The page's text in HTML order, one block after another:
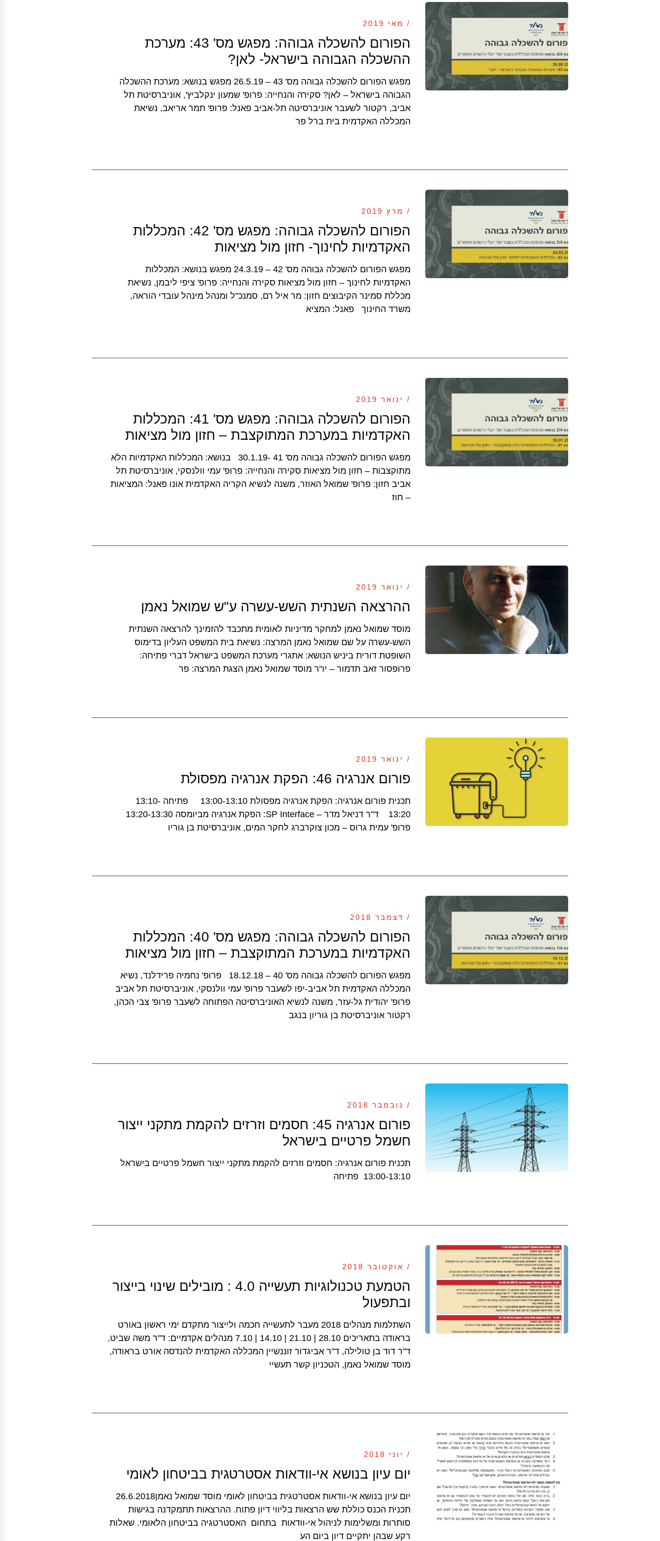
/ מאי 2019
הפורום להשכלה גבוהה: מפגש מס' 43: מערכת
ההשכלה הגבוהה בישראל- לאן?
מפגש הפורום להשכלה גבוהה מס' 43 – 26.5.19 מפגש בנושא: מערכת ההשכלה
הגבוהה בישראל – לאן? סקירה והנחייה: פרופ' שמעון ינקלביץ', אוניברסיטת תל
אביב, רקטור לשעבר אוניברסיטה תל-אביב פאנל: פרופ' תמר אריאב, נשיאת
המכללה האקדמית בית ברל פר
/ מרץ 2019
הפורום להשכלה גבוהה: מפגש מס' 42: המכללות
האקדמיות לחינוך- חזון מול מציאות
מפגש הפורום להשכלה גבוהה מס' 42 – 24.3.19 מפגש בנושא: המכללות
האקדמיות לחינוך – חזון מול מציאות סקירה והנחייה: פרופ' ציפי ליבמן, נשיאת
מכללת סמינר הקיבוצים חזון: מר איל רם, סמנכ"ל ומנהל מינהל עובדי הוראה,
משרד החינוך פאנל: המציא
/ ינואר 2019
הפורום להשכלה גבוהה: מפגש מס' 41: המכללות
האקדמיות במערכת המתוקצבת – חזון מול מציאות
מפגש הפורום להשכלה גבוהה מס' 41 -30.1.19 בנושא: המכללות האקדמיות הלא
מתוקצבות – חזון מול מציאות סקירה והנחייה: פרופ' עמי וולנסקי, אוניברסיטת תל
אביב חזון: פרופ' שמואל האוזר, משנה לנשיא הקריה האקדמית אונו פאנל: המציאות
– חוז
/ ינואר 2019
ההרצאה השנתית השש-עשרה ע"ש שמואל נאמן
מוסד שמואל נאמן למחקר מדיניות לאומית מתכבד להזמינך להרצאה השנתית
השש-עשרה על שם שמואל נאמן המרצה: נשיאת בית המשפט העליון בדימוס
השופטת דורית ביניש הנושא: אתגרי מערכת המשפט בישראל דברי פתיחה:
פרופסור זאב תדמור – יו"ר מוסד שמואל נאמן הצגת המרצה: פר
/ ינואר 2019
פורום אנרגיה 46: הפקת אנרגיה מפסולת
תכנית פורום אנרגיה: הפקת אנרגיה מפסולת 13:00-13:10 פתיחה 13:10-
פרופ' עמית גרוס – מכון צוקרברג לחקר המים, אוניברסיטת בן גוריו
/ דצמבר 2018
הפורום להשכלה גבוהה: מפגש מס' 40: המכללות
האקדמיות במערכת המתוקצבת – חזון מול מציאות
מפגש הפורום להשכלה גבוהה מס' 40 – 18.12.18 פרופ' נחמיה פרידלנד, נשיא
המכללה האקדמית תל אביב-יפו לשעבר פרופ' עמי וולנסקי, אוניברסיטת תל אביב
פרופ' יהודית גל-עזר, משנה לנשיא האוניברסיטה הפתוחה לשעבר פרופ' צבי הכהן,
רקטור אוניברסיטת בן גוריון בנגב
/ נובמבר 2018
פורום אנרגיה 45: חסמים וזרזים להקמת מתקני ייצור
חשמל פרטיים בישראל
תכנית פורום אנרגיה: חסמים וזרזים להקמת מתקני ייצור חשמל פרטיים בישראל
13:00-13:10 פתיחה
/ אוקטובר 2018
הטמעת טכנולוגיות תעשייה 4.0 : מובילים שינוי בייצור
ובתפעול
השתלמות מנהלים 2018 מעבר לתעשייה חכמה ולייצור מתקדם ימי ראשון באורט
בראודה בתאריכים 28.10 | 21.10 | 14.10 | 7.10 מנהלים אקדמיים: ד"ר משה שביט,
ד"ר דוד בן טולילה, ד"ר אביגדור זוננשיין המכללה האקדמית להנדסה אורט בראודה,
מוסד שמואל נאמן, הטכניון קשר תעשיי
/ יוני 2018
יום עיון בנושא אי-וודאות אסטרטגית בביטחון לאומי
יום עיון בנושא אי-וודאות אסטרטגית בביטחון לאומי מוסד שמואל נאמן26.6.2018
תכנית הכנס כוללת שש הרצאות בליווי דיון פתוח. ההרצאות תתמקדנה בגישות
סותרות ומשלימות לניהול אי-וודאות בתחום האסטרטגיה בביטחון הלאומי. שאלות
רקע שבהן יתקיים דיון ביום הע